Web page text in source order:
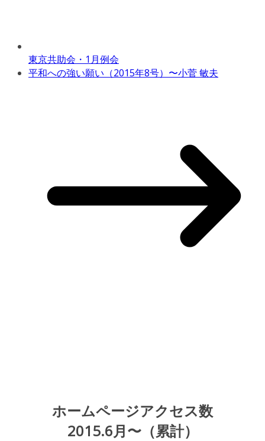
東京共助会・1月例会
平和への強い願い（2015年8号）〜小菅 敏夫
ホームページアクセス数
2015.6月〜（累計）